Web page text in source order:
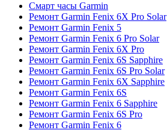
Смарт часы Garmin
Ремонт Garmin Fenix 6X Pro Solar
Ремонт Garmin Fenix 5
Ремонт Garmin Fenix 6 Pro Solar
Ремонт Garmin Fenix 6X Pro
Ремонт Garmin Fenix 6S Sapphire
Ремонт Garmin Fenix 6S Pro Solar
Ремонт Garmin Fenix 6X Sapphire
Ремонт Garmin Fenix 6S
Ремонт Garmin Fenix 6 Sapphire
Ремонт Garmin Fenix 6S Pro
Ремонт Garmin Fenix 6